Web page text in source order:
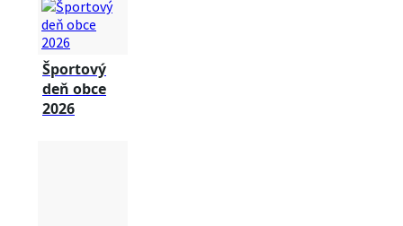
Športový
deň obce
2026